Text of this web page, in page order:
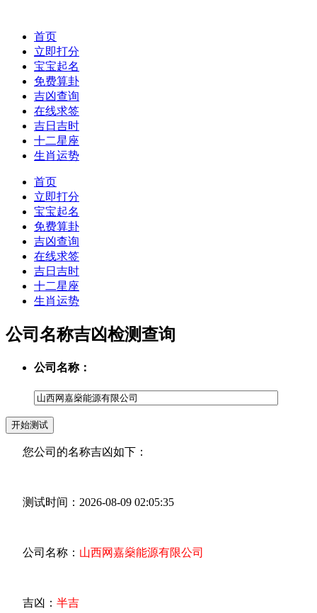
首页
立即打分
宝宝起名
免费算卦
吉凶查询
在线求签
吉日吉时
十二星座
生肖运势
首页
立即打分
宝宝起名
免费算卦
吉凶查询
在线求签
吉日吉时
十二星座
生肖运势
公司名称吉凶检测查询
公司名称：
您公司的名称吉凶如下：
测试时间：2026-08-09 02:05:35
公司名称： 山西网嘉燊能源有限公司
吉凶： 半吉